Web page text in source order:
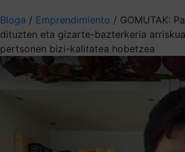
Bloga / Emprendimiento / GOMUTAK:
dituzten eta gizarte-bazterkeria
pertsonen bizi-kalitatea hobetzea